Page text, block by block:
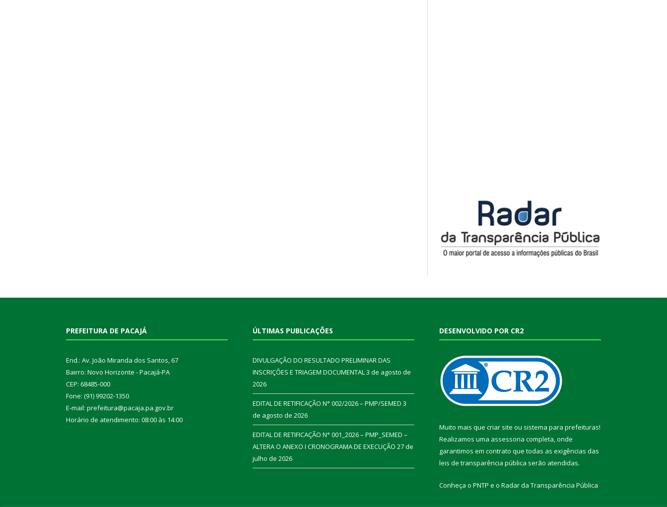
PREFEITURA DE PACAJÁ
End.: Av. João Miranda dos Santos, 67
Bairro: Novo Horizonte - Pacajá-PA
CEP: 68485-000
Fone: (91) 99202-1350
E-mail: prefeitura@pacaja.pa.gov.br
Horário de atendimento: 08:00 às 14:00
ÚLTIMAS PUBLICAÇÕES
DIVULGAÇÃO DO RESULTADO PRELIMINAR DAS
INSCRIÇÕES E TRIAGEM DOCUMENTAL3 de agosto de
2026
EDITAL DE RETIFICAÇÃO N° 002/2026 – PMP/SEMED 3
de agosto de 2026
EDITAL DE RETIFICAÇÃO N° 001_2026 – PMP_SEMED –
ALTERA O ANEXO I CRONOGRAMA DE EXECUÇÃO 27 de
julho de 2026
DESENVOLVIDO POR CR2
Muito mais que criar site ou sistema para prefeituras!
Realizamos uma assessoria completa, onde
garantimos em contrato que todas as exigências das
leis de transparência pública serão atendidas.
Conheça o PNTP e o Radar da Transparência Pública